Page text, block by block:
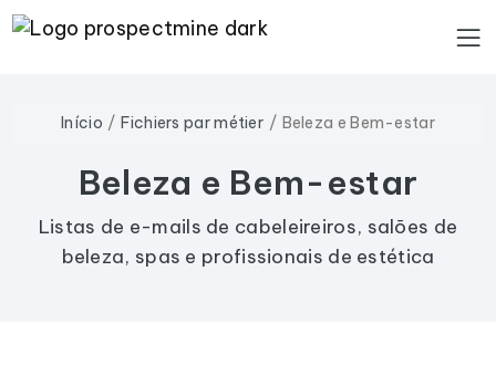
Início Fichiers par métier Beleza e Bem-estar
Beleza e Bem-estar
Listas de e-mails de cabeleireiros, salões de
beleza, spas e profissionais de estética